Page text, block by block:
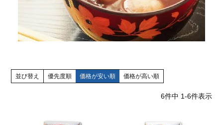
並び替え 優先度順 価格が安い順 価格が高い順
6件中 1-6件表示